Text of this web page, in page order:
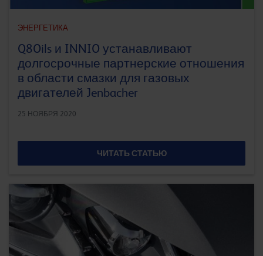
ЭНЕРГЕТИКА
Q8Oils и INNIO устанавливают
долгосрочные партнерские отношения
в области смазки для газовых
двигателей Jenbacher
25 НОЯБРЯ 2020
ЧИТАТЬ СТАТЬЮ